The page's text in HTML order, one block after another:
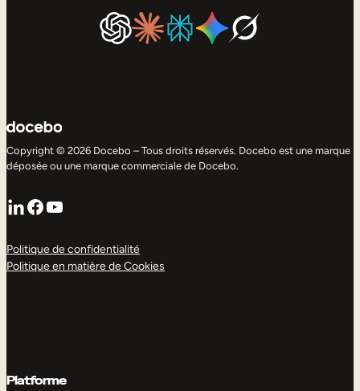
Copyright © 2026 Docebo – Tous droits réservés. Docebo est une marque
déposée ou une marque commerciale de Docebo.
LinkedIn
Facebook
YouTube
Politique de confidentialité
Politique en matière de Cookies
Platforme